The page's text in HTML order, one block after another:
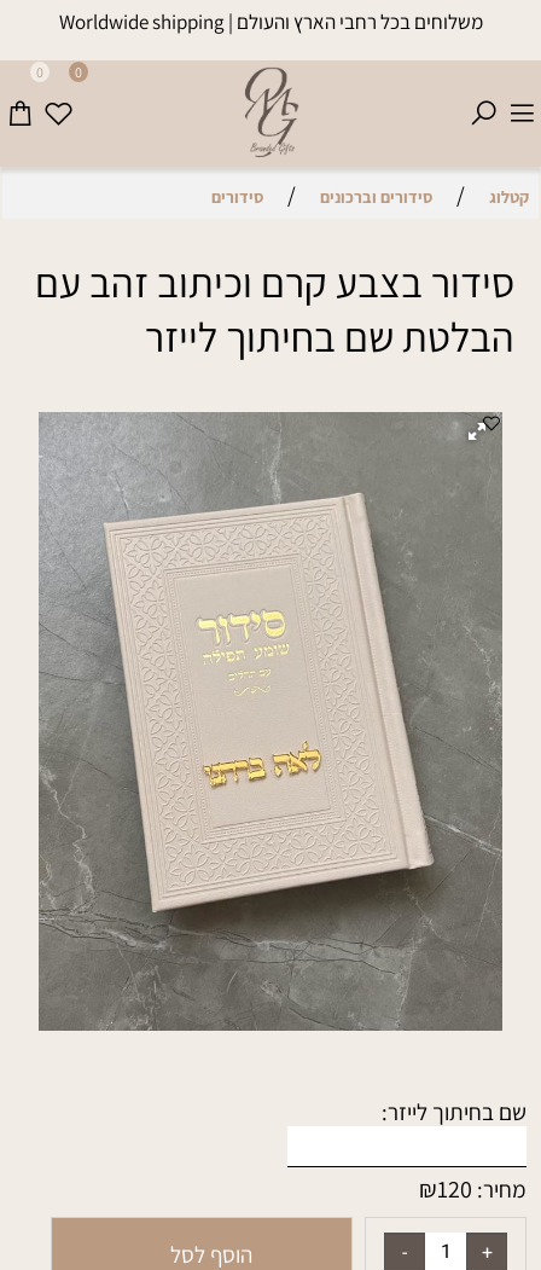
משלוחים בכל רחבי הארץ והעולם | Worldwide shipping
0 0
קטלוג / סידורים וברכונים / סידורים
סידור בצבע קרם וכיתוב זהב עם
הבלטת שם בחיתוך לייזר
שם בחיתוך לייזר:
מחיר: ₪120
הוסף לסל